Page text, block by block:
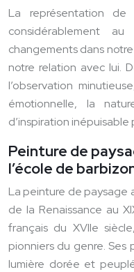
La représentation
considérablement
changements dans
notre relation avec lui.
l’observation
émotionnelle, la
d’inspiration inépuisable
Peinture de
l’école de
La peinture de paysage
de la Renaissance au
français du XVIIe
pionniers du genre. Ses
lumière dorée et